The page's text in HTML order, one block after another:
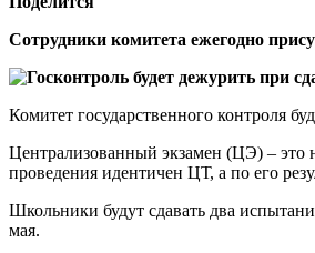
Сотрудники комитета ежегодно
Комитет государственного контроля
Централизованный экзамен (ЦЭ) – это
проведения идентичен ЦТ, а по его
Школьники будут сдавать два
мая.